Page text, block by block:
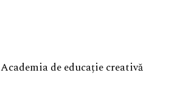
Academia de educație creativă